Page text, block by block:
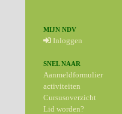
MIJN NDV
Inloggen
SNEL NAAR
Aanmeldformulier
activiteiten
Cursusoverzicht
Lid worden?